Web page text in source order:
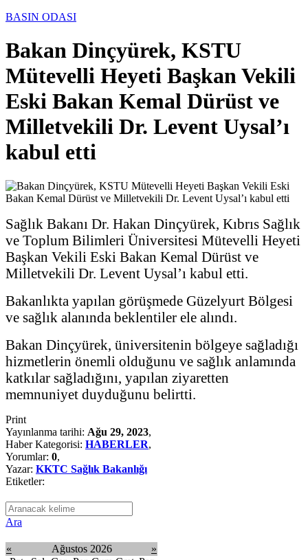
BASIN ODASI
Bakan Dinçyürek, KSTU
Mütevelli Heyeti Başkan Vekili
Eski Bakan Kemal Dürüst ve
Milletvekili Dr. Levent Uysal’ı
kabul etti
Sağlık Bakanı Dr. Hakan Dinçyürek, Kıbrıs Sağlık
ve Toplum Bilimleri Üniversitesi Mütevelli Heyeti
Başkan Vekili Eski Bakan Kemal Dürüst ve
Milletvekili Dr. Levent Uysal’ı kabul etti.
Bakanlıkta yapılan görüşmede Güzelyurt Bölgesi
ve sağlık alanında beklentiler ele alındı.
Bakan Dinçyürek, üniversitenin bölgeye sağladığı
hizmetlerin önemli olduğunu ve sağlık anlamında
katkılar sağladığını, yapılan ziyaretten
memnuniyet duyduğunu belirtti.
Print
Yayınlanma tarihi: Ağu 29, 2023,
Haber Kategorisi: HABERLER,
Yorumlar: 0,
Yazar: KKTC Sağlık Bakanlığı
Etiketler:
Ara
« Ağustos 2026
»